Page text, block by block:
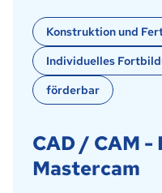
Konstruktion und
Individuelles
förderbar
CAD / CAM -
Mastercam